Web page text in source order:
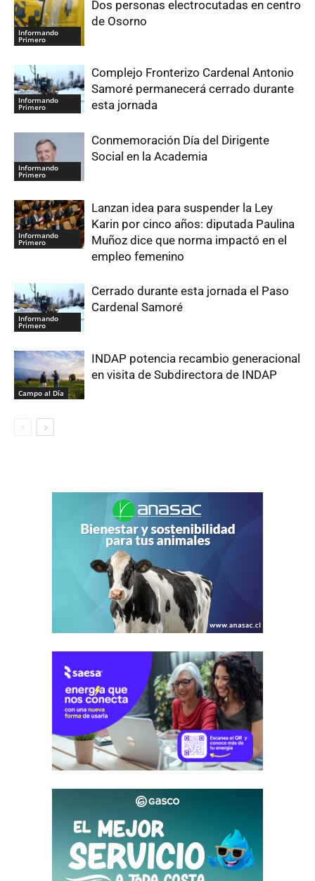
Informando
Primero
Dos personas electrocutadas en centro
de Osorno
Informando
Primero
Complejo Fronterizo Cardenal Antonio
Samoré permanecerá cerrado durante
esta jornada
Informando
Primero
Conmemoración Día del Dirigente
Social en la Academia
Informando
Primero
Lanzan idea para suspender la Ley
Karin por cinco años: diputada Paulina
Muñoz dice que norma impactó en el
empleo femenino
Informando
Primero
Cerrado durante esta jornada el Paso
Cardenal Samoré
Campo al Día
INDAP potencia recambio generacional
en visita de Subdirectora de INDAP